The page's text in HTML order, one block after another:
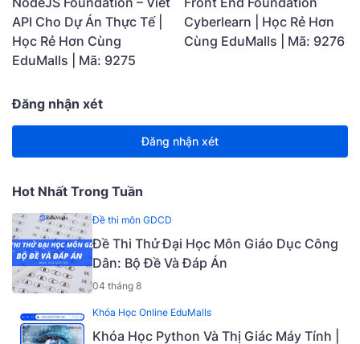
API Cho Dự Án Thực Tế |
Học Rẻ Hơn Cùng
EduMalls | Mã: 9275
Cyberlearn | Học Rẻ Hơn
Cùng EduMalls | Mã: 9276
Đăng nhận xét
Đăng nhận xét
Hot Nhất Trong Tuần
Đề thi môn GDCD
Đề Thi Thử Đại Học Môn Giáo Dục Công
Dân: Bộ Đề Và Đáp Án
04 tháng 8
Khóa Học Online EduMalls
Khóa Học Python Và Thị Giác Máy Tính |